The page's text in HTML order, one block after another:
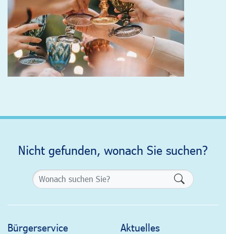
Nicht gefunden, wonach Sie suchen?
Bürgerservice Aktuelles